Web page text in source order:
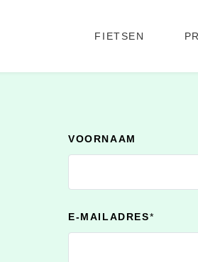
FIETSEN
VOORNAAM
E-MAILADRES*